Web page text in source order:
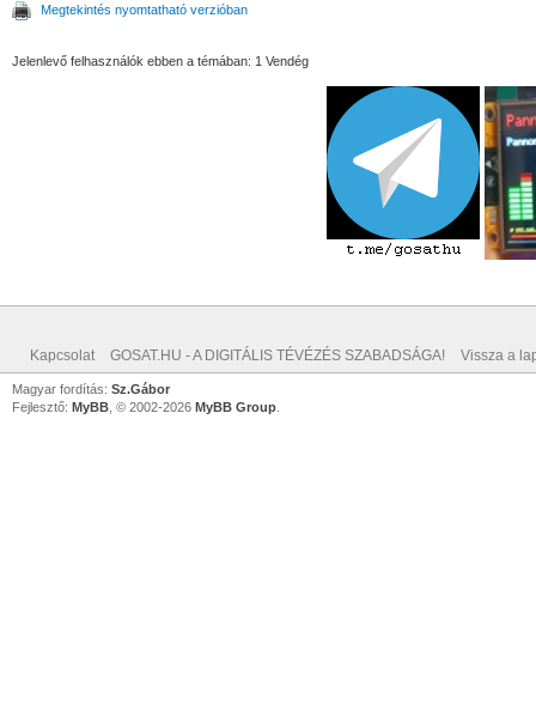
Megtekintés nyomtatható verzióban
Jelenlevő felhasználók ebben a témában: 1 Vendég
Kapcsolat GOSAT.HU - A DIGITÁLIS TÉVÉZÉS SZABADSÁGA! Vissza a
Magyar fordítás: Sz.Gábor
Fejlesztő: MyBB , © 2002-2026 MyBB Group